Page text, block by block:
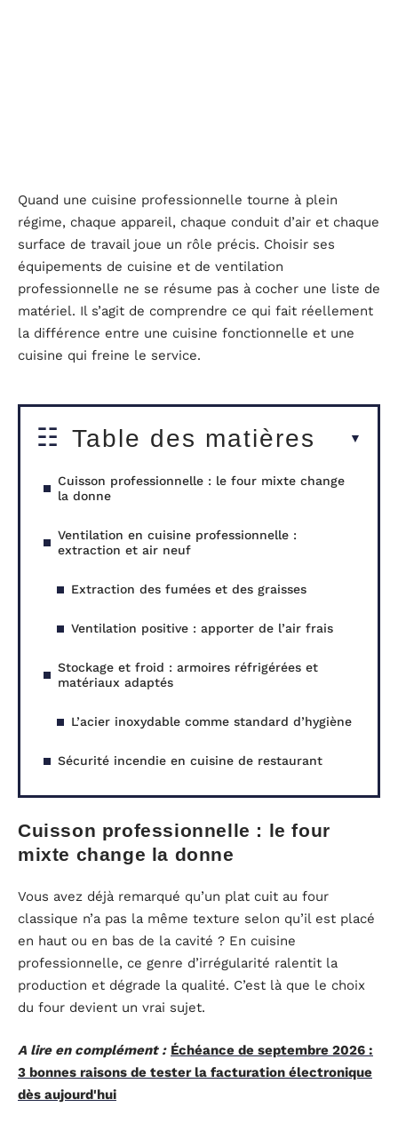
Quand une cuisine professionnelle tourne à plein
régime, chaque appareil, chaque conduit d’air et chaque
surface de travail joue un rôle précis. Choisir ses
équipements de cuisine et de ventilation
professionnelle ne se résume pas à cocher une liste de
matériel. Il s’agit de comprendre ce qui fait réellement
la différence entre une cuisine fonctionnelle et une
cuisine qui freine le service.
Table des matières
Cuisson professionnelle : le four mixte change
la donne
Ventilation en cuisine professionnelle :
extraction et air neuf
Extraction des fumées et des graisses
Ventilation positive : apporter de l’air frais
Stockage et froid : armoires réfrigérées et
matériaux adaptés
L’acier inoxydable comme standard d’hygiène
Sécurité incendie en cuisine de restaurant
Cuisson professionnelle : le four
mixte change la donne
Vous avez déjà remarqué qu’un plat cuit au four
classique n’a pas la même texture selon qu’il est placé
en haut ou en bas de la cavité ? En cuisine
professionnelle, ce genre d’irrégularité ralentit la
production et dégrade la qualité. C’est là que le choix
du four devient un vrai sujet.
A lire en complément : Échéance de septembre 2026 :
3 bonnes raisons de tester la facturation électronique
dès aujourd'hui